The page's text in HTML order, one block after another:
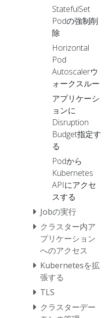
StatefulSet
Podの強制削
除
Horizontal
Pod
Autoscalerウ
ォークスルー
アプリケーシ
ョンに
Disruption
Budget指定す
る
Podから
Kubernetes
APIにアクセ
スする
Jobの実行
クラスター内ア
プリケーション
へのアクセス
Kubernetesを拡
張する
TLS
クラスターデー